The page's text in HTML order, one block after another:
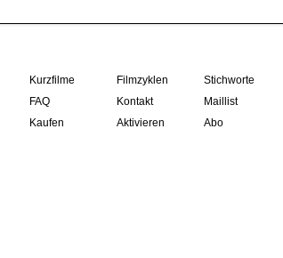
Kurzfilme Filmzyklen
Stichworte
FAQ Kontakt
Maillist
Kaufen Aktivieren Abo